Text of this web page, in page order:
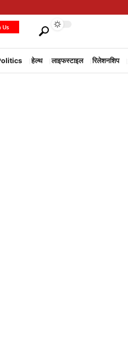
Us
हेल्थ लाइफस्टाइल रिलेशनशिप